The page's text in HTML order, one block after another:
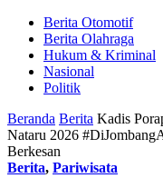
Berita Otomotif
Berita Olahraga
Hukum & Kriminal
Nasional
Politik
Beranda Berita Kadis
Nataru 2026
Berkesan
Berita, Pariwisata